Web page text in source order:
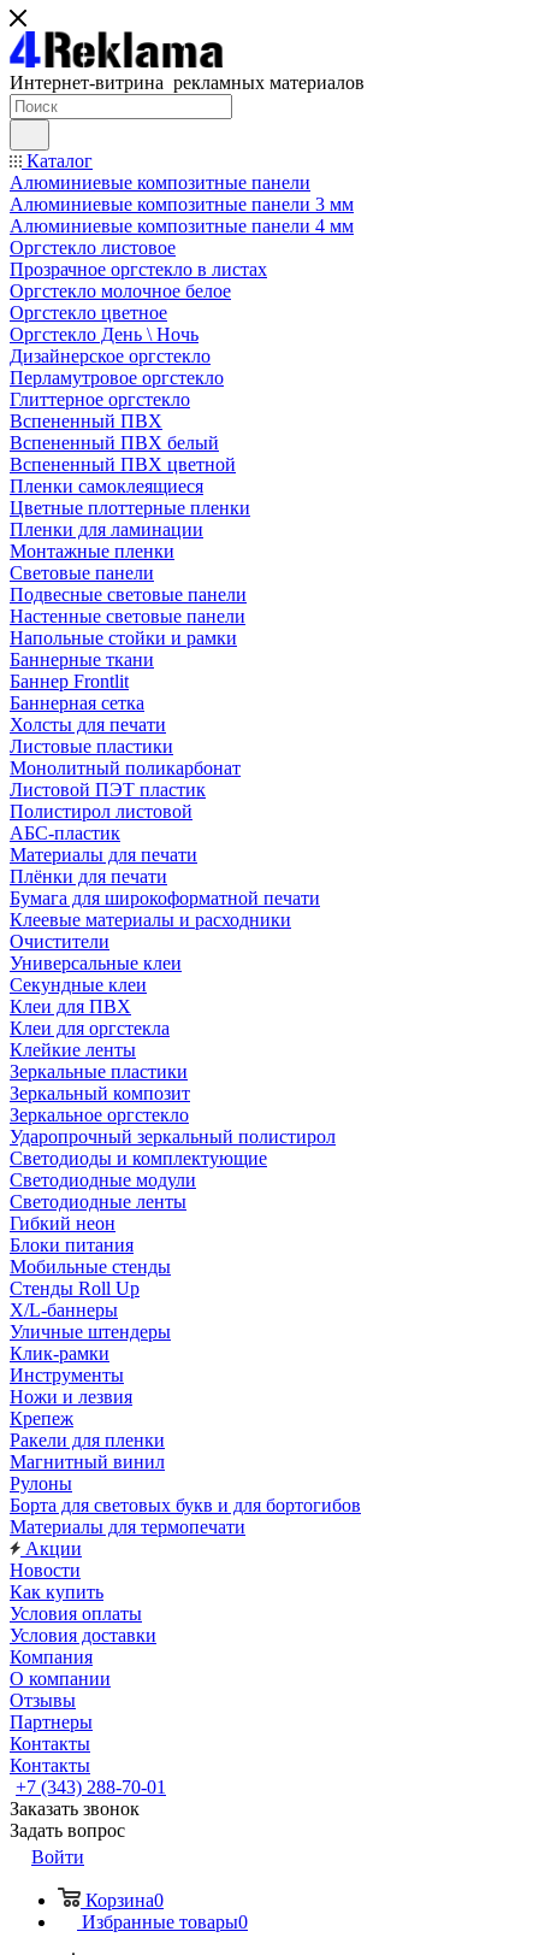
Интернет-витрина рекламных материалов
Каталог
Алюминиевые композитные панели
Алюминиевые композитные панели 3 мм
Алюминиевые композитные панели 4 мм
Оргстекло листовое
Прозрачное оргстекло в листах
Оргстекло молочное белое
Оргстекло цветное
Оргстекло День \ Ночь
Дизайнерское оргстекло
Перламутровое оргстекло
Глиттерное оргстекло
Вспененный ПВХ
Вспененный ПВХ белый
Вспененный ПВХ цветной
Пленки самоклеящиеся
Цветные плоттерные пленки
Пленки для ламинации
Монтажные пленки
Световые панели
Подвесные световые панели
Настенные световые панели
Напольные стойки и рамки
Баннерные ткани
Баннер Frontlit
Баннерная сетка
Холсты для печати
Листовые пластики
Монолитный поликарбонат
Листовой ПЭТ пластик
Полистирол листовой
АБС-пластик
Материалы для печати
Плёнки для печати
Бумага для широкоформатной печати
Клеевые материалы и расходники
Очистители
Универсальные клеи
Секундные клеи
Клеи для ПВХ
Клеи для оргстекла
Клейкие ленты
Зеркальные пластики
Зеркальный композит
Зеркальное оргстекло
Ударопрочный зеркальный полистирол
Светодиоды и комплектующие
Светодиодные модули
Светодиодные ленты
Гибкий неон
Блоки питания
Мобильные стенды
Стенды Roll Up
X/L-баннеры
Уличные штендеры
Клик-рамки
Инструменты
Ножи и лезвия
Крепеж
Ракели для пленки
Магнитный винил
Рулоны
Борта для световых букв и для бортогибов
Материалы для термопечати
Акции
Новости
Как купить
Условия оплаты
Условия доставки
Компания
О компании
Отзывы
Партнеры
Контакты
Контакты
+7 (343) 288-70-01
Заказать звонок
Задать вопрос
Войти
Корзина0
Избранные товары0